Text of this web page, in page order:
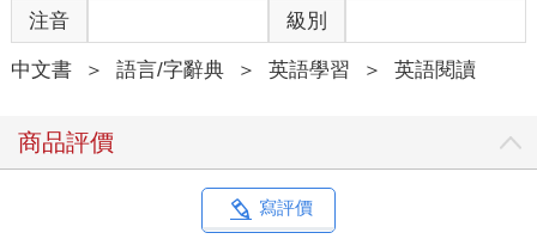
注音 級別
中文書 ＞ 語言/字辭典 ＞ 英語學習 ＞ 英語閱讀
商品評價
寫評價